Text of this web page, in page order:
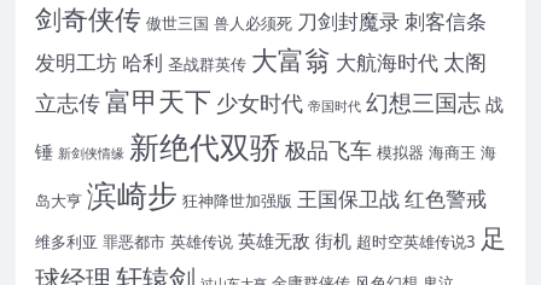
剑奇侠传 傲世三国 兽人必须死 刀剑封魔录刺客信条
发明工坊 哈利 圣战群英传 大富翁 大航海时代 太阁
立志传富甲天下 少女时代 帝国时代 幻想三国志 战
锤 新剑侠情缘 新绝代双骄 极品飞车 模拟器 海商王 海
岛大亨 滨崎步 狂神降世加强版 王国保卫战红色警戒
维多利亚 罪恶都市 英雄传说 英雄无敌 街机 超时空英雄传说3 足